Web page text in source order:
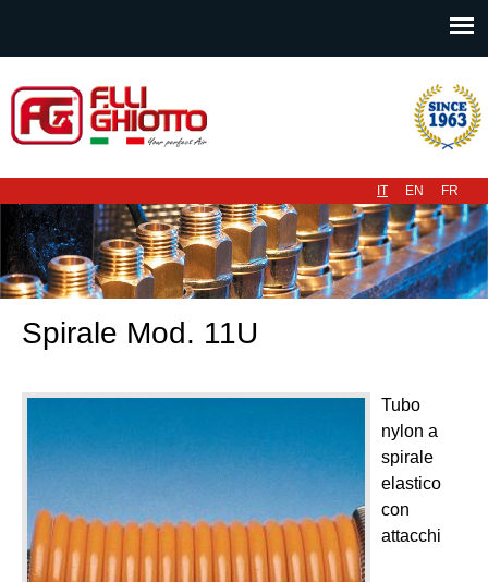
IT EN FR
Spirale Mod. 11U
Tubo
nylon a
spirale
elastico
con
attacchi